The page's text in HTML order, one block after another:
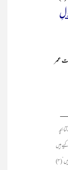
عمر
ہیں
: (۱) نبوت کا بنیادی مقصد کیا ہے‘ (۲) ختم نبوت کے لوازم کیا ہیں‘ (۳)